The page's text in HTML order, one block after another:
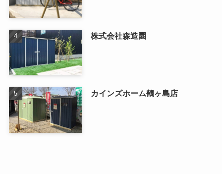
株式会社森造園
カインズホーム鶴ヶ島店